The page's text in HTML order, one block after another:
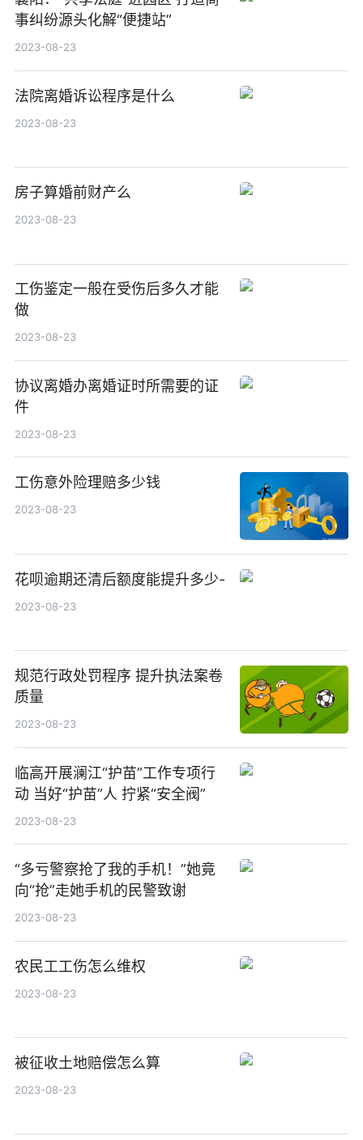
事纠纷源头化解“便捷站”
2023-08-23
法院离婚诉讼程序是什么
2023-08-23
房子算婚前财产么
2023-08-23
工伤鉴定一般在受伤后多久才能
做
2023-08-23
协议离婚办离婚证时所需要的证
件
2023-08-23
工伤意外险理赔多少钱
2023-08-23
花呗逾期还清后额度能提升多少-
2023-08-23
规范行政处罚程序 提升执法案卷
质量
2023-08-23
临高开展澜江“护苗”工作专项行
动 当好“护苗”人 拧紧“安全阀”
2023-08-23
“多亏警察抢了我的手机！”她竟
向“抢”走她手机的民警致谢
2023-08-23
农民工工伤怎么维权
2023-08-23
被征收土地赔偿怎么算
2023-08-23